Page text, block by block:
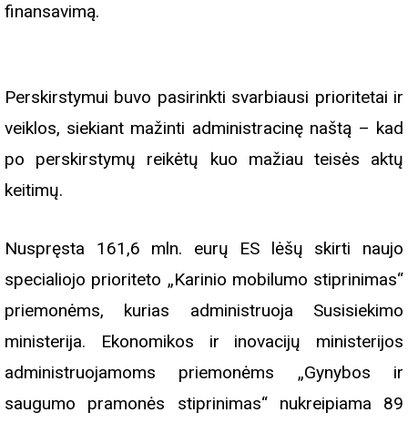
finansavimą.
Perskirstymui buvo pasirinkti svarbiausi prioritetai ir
veiklos, siekiant mažinti administracinę naštą – kad
po perskirstymų reikėtų kuo mažiau teisės aktų
keitimų.
Nuspręsta 161,6 mln. eurų ES lėšų skirti naujo
specialiojo prioriteto „Karinio mobilumo stiprinimas“
priemonėms, kurias administruoja Susisiekimo
ministerija. Ekonomikos ir inovacijų ministerijos
administruojamoms priemonėms „Gynybos ir
saugumo pramonės stiprinimas“ nukreipiama 89